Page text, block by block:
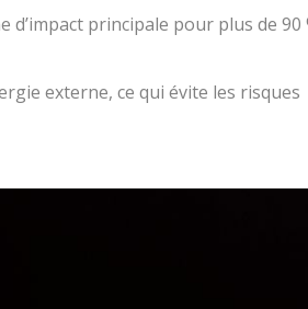
d’impact principale pour plus de 90
externe, ce qui évite les risques